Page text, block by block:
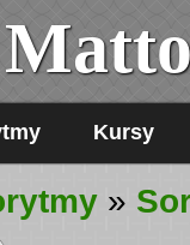
Kursy
»